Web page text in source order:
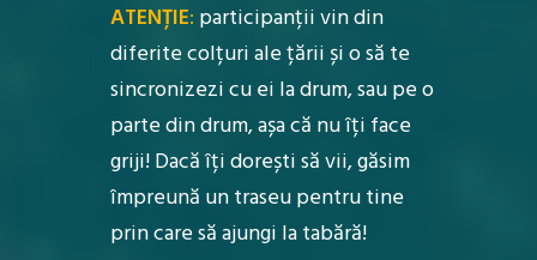
ATENȚIE: participanții vin din
diferite colțuri ale țării și o să te
sincronizezi cu ei la drum, sau pe o
parte din drum, așa că nu îți face
griji! Dacă îți dorești să vii, găsim
împreună un traseu pentru tine
prin care să ajungi la tabără!